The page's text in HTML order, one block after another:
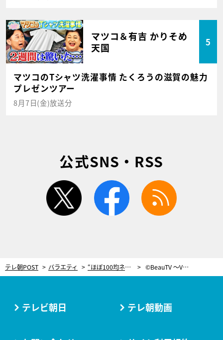
マツコ＆有吉 かりそめ
天国
5
マツコのTシャツ洗濯事情 たくろうの滋賀の魅力
プレゼンツアー
8月7日(金)放送分
公式SNS・RSS
twitter facebook
テレ朝POST バラエティ “ほぼ100均ネイル”のしずくが実践！水に浸して使う100円シールのアレンジ法 ©BeauTV ～VOCE
テレビ朝日 テレ朝動画